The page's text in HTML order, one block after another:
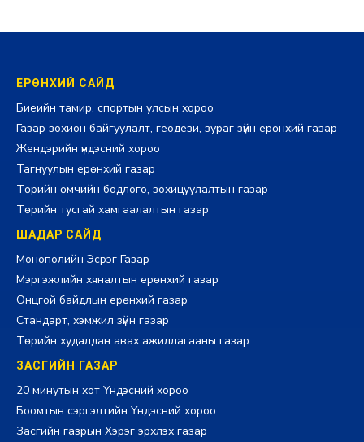
ЕРӨНХИЙ САЙД
Биеийн тамир, спортын улсын хороо
Газар зохион байгуулалт, геодези, зураг зүйн ерөнхий газар
Жендэрийн үндэсний хороо
Тагнуулын ерөнхий газар
Төрийн өмчийн бодлого, зохицуулалтын газар
Төрийн тусгай хамгаалалтын газар
ШАДАР САЙД
Монополийн Эсрэг Газар
Мэргэжлийн хяналтын ерөнхий газар
Онцгой байдлын ерөнхий газар
Стандарт, хэмжил зүйн газар
Төрийн худалдан авах ажиллагааны газар
ЗАСГИЙН ГАЗАР
20 минутын хот Үндэсний хороо
Боомтын сэргэлтийн Үндэсний хороо
Засгийн газрын Хэрэг эрхлэх газар